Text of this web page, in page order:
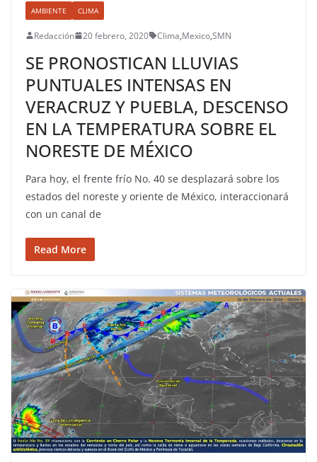
AMBIENTE CLIMA
Redacción 20 febrero, 2020 Clima,Mexico,SMN
SE PRONOSTICAN LLUVIAS
PUNTUALES INTENSAS EN
VERACRUZ Y PUEBLA, DESCENSO
EN LA TEMPERATURA SOBRE EL
NORESTE DE MÉXICO
Para hoy, el frente frío No. 40 se desplazará sobre los
estados del noreste y oriente de México, interaccionará
con un canal de
Read More